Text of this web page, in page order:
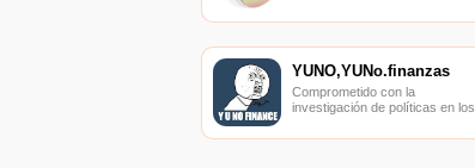
finanzas, las finanzas
YUNO,YUNo.finanzas
Comprometido con la
investigación de políticas en los
finanzas, las finanzas